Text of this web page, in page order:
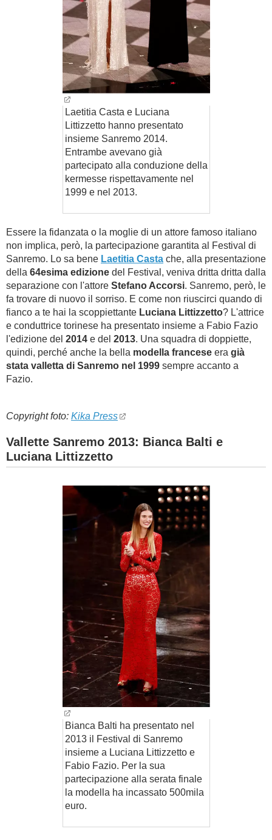
Laetitia Casta e Luciana
Littizzetto hanno presentato
insieme Sanremo 2014.
Entrambe avevano già
partecipato alla conduzione della
kermesse rispettavamente nel
1999 e nel 2013.
Essere la fidanzata o la moglie di un attore famoso italiano
non implica, però, la partecipazione garantita al Festival di
Sanremo. Lo sa bene Laetitia Casta che, alla presentazione
della 64esima edizione del Festival, veniva dritta dritta dalla
separazione con l'attore Stefano Accorsi. Sanremo, però, le
fa trovare di nuovo il sorriso. E come non riuscirci quando di
fianco a te hai la scoppiettante Luciana Littizzetto? L'attrice
e conduttrice torinese ha presentato insieme a Fabio Fazio
l'edizione del 2014 e del 2013. Una squadra di doppiette,
quindi, perché anche la bella modella francese era già
stata valletta di Sanremo nel 1999 sempre accanto a
Fazio.
Copyright foto: Kika Press
Vallette Sanremo 2013: Bianca Balti e
Luciana Littizzetto
Bianca Balti ha presentato nel
2013 il Festival di Sanremo
insieme a Luciana Littizzetto e
Fabio Fazio. Per la sua
partecipazione alla serata finale
la modella ha incassato 500mila
euro.